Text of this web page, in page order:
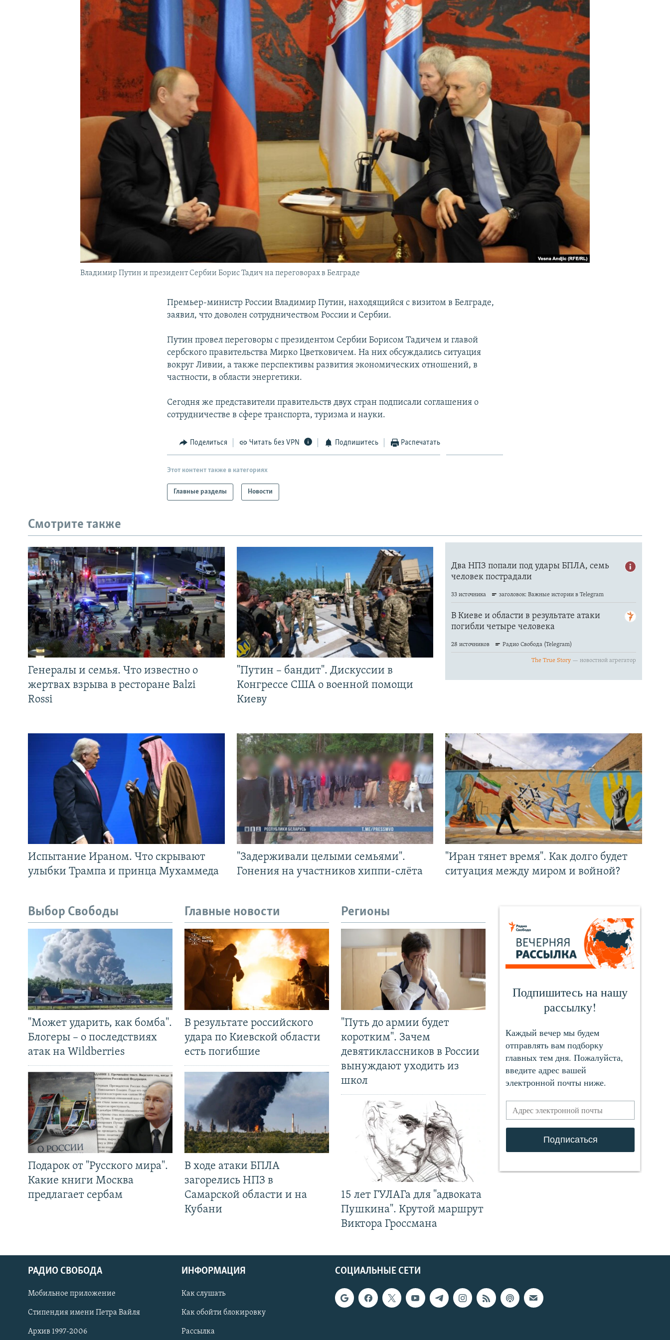
ПОДПИШИТЕСЬ НА РАССЫЛКУ
СОЦИАЛЬНЫЕ СЕТИ
Владимир Путин и президент Сербии Борис Тадич на переговорах в Белграде
Премьер-министр России Владимир Путин, находящийся с визитом в Белграде,
заявил, что доволен сотрудничеством России и Сербии.
Путин провел переговоры с президентом Сербии Борисом Тадичем и главой
сербского правительства Мирко Цветковичем. На них обсуждались ситуация
вокруг Ливии, а также перспективы развития экономических отношений, в
частности, в области энергетики.
Сегодня же представители правительств двух стран подписали соглашения о
сотрудничестве в сфере транспорта, туризма и науки.
Поделиться Читать без VPN Подпишитесь Распечатать
Этот контент также в категориях
Главные разделы Новости
Смотрите также
Генералы и семья. Что известно о
жертвах взрыва в ресторане Balzi
Rossi
"Путин – бандит". Дискуссии в
Конгрессе США о военной помощи
Киеву
Испытание Ираном. Что скрывают
улыбки Трампа и принца Мухаммеда
"Задерживали целыми семьями".
Гонения на участников хиппи-слёта
"Иран тянет время". Как долго будет
ситуация между миром и войной?
Выбор Свободы
"Может ударить, как бомба".
Блогеры – о последствиях
атак на Wildberries
Подарок от "Русского мира".
Какие книги Москва
предлагает сербам
Главные новости
В результате российского
удара по Киевской области
есть погибшие
В ходе атаки БПЛА
загорелись НПЗ в
Самарской области и на
Кубани
Регионы
"Путь до армии будет
коротким". Зачем
девятиклассников в России
вынуждают уходить из
школ
15 лет ГУЛАГа для "адвоката
Пушкина". Крутой маршрут
Виктора Гроссмана
СОЦИАЛЬНЫЕ СЕТИ
РАДИО СВОБОДА
Мобильное приложение
Стипендия имени Петра Вайля
Архив 1997-2006
ИНФОРМАЦИЯ
Как слушать
Как обойти блокировку
Рассылка